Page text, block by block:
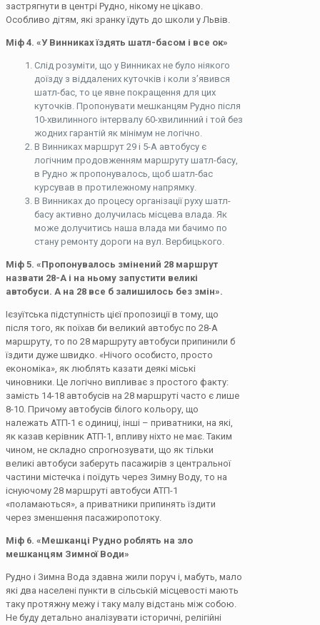
застрягнути в центрі Рудно, нікому не цікаво.
Особливо дітям, які зранку їдуть до школи у Львів.
Міф 4. «У Винниках їздять шатл-басом і все ок»
Слід розуміти, що у Винниках не було ніякого
доїзду з віддалених куточків і коли з’явився
шатл-бас, то це явне покращення для цих
куточків. Пропонувати мешканцям Рудно після
10-хвилинного інтервалу 60-хвилинний і той без
жодних гарантій як мінімум не логічно.
В Винниках маршрут 29 і 5-A автобусу є
логічним продовженням маршруту шатл-басу,
в Рудно ж пропонувалось, щоб шатл-бас
курсував в протилежному напрямку.
В Винниках до процесу організації руху шатл-
басу активно долучилась місцева влада. Як
може долучитись наша влада ми бачимо по
стану ремонту дороги на вул. Вербицького.
Міф 5. «Пропонувалось змінений 28 маршрут
назвати 28-А і на ньому запустити великі
автобуси. А на 28 все б залишилось без змін».
Ієзуїтська підступність цієї пропозиції в тому, що
після того, як поїхав би великий автобус по 28-А
маршруту, то по 28 маршруту автобуси припинили б
їздити дуже швидко. «Нічого особисто, просто
економіка», як люблять казати деякі міські
чиновники. Це логічно випливає з простого факту:
замість 14-18 автобусів на 28 маршруті часто є лише
8-10. Причому автобусів білого кольору, що
належать АТП-1 є одиниці, інші – приватники, на які,
як казав керівник АТП-1, впливу ніхто не має. Таким
чином, не складно спрогнозувати, що як тільки
великі автобуси заберуть пасажирів з центральної
частини містечка і поїдуть через Зимну Воду, то на
існуючому 28 маршруті автобуси АТП-1
«поламаються», а приватники припинять їздити
через зменшення пасажиропотоку.
Міф 6. «Мешканці Рудно роблять на зло
мешканцям Зимної Води»
Рудно і Зимна Вода здавна жили поруч і, мабуть, мало
які два населені пункти в сільській місцевості мають
таку протяжну межу і таку малу відстань між собою.
Не буду детально аналізувати історичні, релігійні